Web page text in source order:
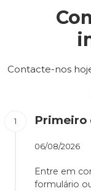
Contacte-nos
Primeiro
06/08/2026
Entre em
formulário